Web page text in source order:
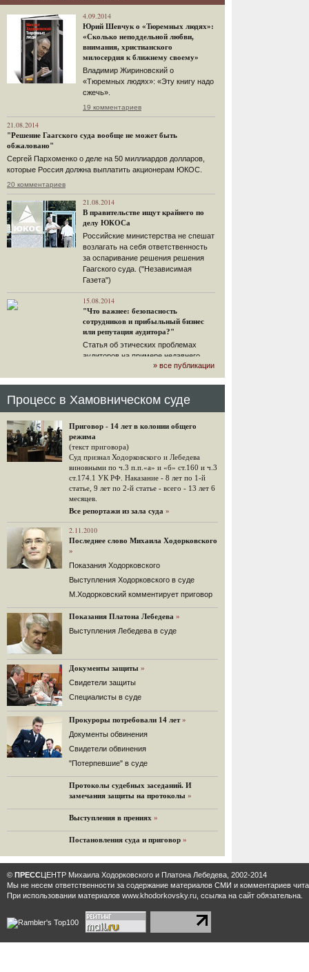
4.09.2014
Юрий Шевчук о «Тюремных людях»:
«Сколько неподдельной любви,
внимания, христианского
милосердия к ближнему своему»
Владимир Жириновский о
«Тюремных людях»: «Эту книгу надо
сжечь».
19 комментариев
21.08.2014
"Решение Гаагского суда вообще не может быть
обжаловано"
Сергей Пархоменко о деле на 50 миллиардов долларов,
которые Россия должна выплатить акционерам ЮКОС.
20 комментариев
21.08.2014
В правительстве ищут крайнего по
делу ЮКОСа
Российские министерства не спешат
возлагать на себя ответственность
за оспаривание решения решения
Гаагского суда. ("Независимая
Газета")
15.08.2014
"Что важнее: безопасность
сотрудников и прибыльный бизнес
или репутация аудитора?"
Статья об этических проблемах
аудиторов на примере недавнего
громкого арбитражного решения по
ЮКОСу. (navalny.com)
15.08.2014
конфискационным санкциям со
стороны государства, оказались под
защитой арбитражного суда"
Швейцарская газета "Neue Zuercher
Zeitung" о гаагском судебном
решении.
48 комментариев
Не исключил
Владимир Путин допускает, что Россия может выйти из-
под юрисдикции ЕСПЧ.
88 комментариев
14.08.2014
Нарулил
Игорь Сечин просит о помощи.
Ссылаясь на санкции, глава
«Роснефти» хочет выбить из фонда
12.08.2014
Граждане не хотят платить по счетам ЮКОСа
Решение Гаагского суда о компенсации $50 млрд
поддержали 12%.
129 комментариев
Вечер у Ходорковских. Вспоминает Иван Стариков.
11.08.2014
«Удивительно сильная, мощная и
достойная только преклонения
Гости и ведущие «Эха Москвы» чтут
память Марины Филипповны.
10 комментариев
Марина Филипповна Ходорковская:
«Я долго была молодой!»
"Новая" рассказывает о судьбе
» все публикации
Процесс в Хамовническом суде
Приговор - 14 лет в колонии общего
режима
(текст приговора)
Суд признал Ходорковского и Лебедева
виновными по ч.3 п.п.«а» и «б» ст.160 и ч.3
ст.174.1 УК РФ. Наказание - 8 лет по 1-й
статье, 9 лет по 2-й статье - всего - 13 лет 6
месяцев.
Все репортажи из зала суда »
2.11.2010
Последнее слово Михаила Ходорковского
»
Показания Ходорковского
Выступления Ходорковского в суде
М.Ходорковский комментирует приговор
Показания Платона Лебедева »
Выступления Лебедева в суде
Документы защиты »
Cвидетели защиты
Cпециалисты в суде
Прокуроры потребовали 14 лет »
Документы обвинения
Свидетели обвинения
"Потерпевшие" в суде
Протоколы судебных заседаний. И
замечания защиты на протоколы »
Выступления в прениях »
Постановления суда и приговор »
© ПРЕССЦЕНТР Михаила Ходорковского и Платона Лебедева, 2002-2014
Мы не несем ответственности за содержание материалов CМИ и комментариев
При использовании материалов www.khodorkovsky.ru, ссылка на сайт обязательна.